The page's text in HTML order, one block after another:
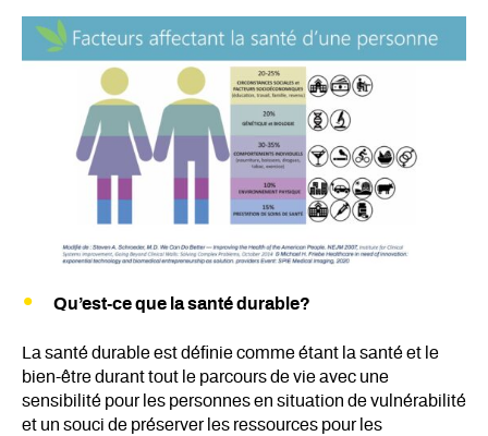
Qu’est-ce que la santé durable?
La santé durable est définie comme étant la santé et le
bien-être durant tout le parcours de vie avec une
sensibilité pour les personnes en situation de vulnérabilité
et un souci de préserver les ressources pour les